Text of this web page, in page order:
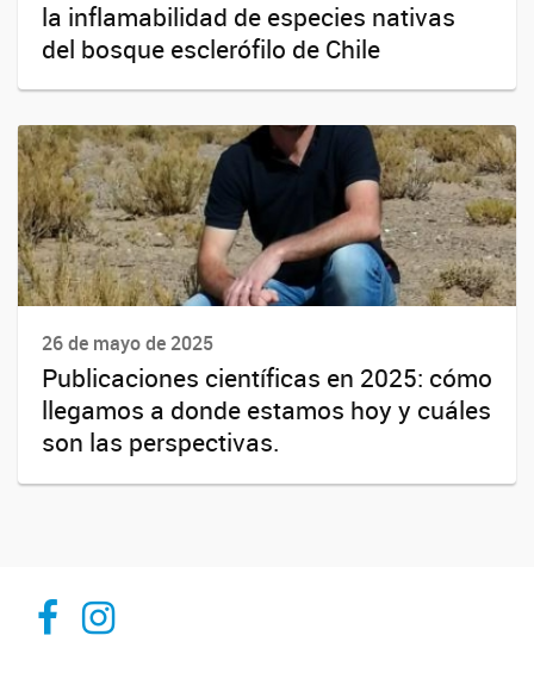
la inflamabilidad de especies nativas
del bosque esclerófilo de Chile
26 de mayo de 2025
Publicaciones científicas en 2025: cómo
llegamos a donde estamos hoy y cuáles
son las perspectivas.
Inibioma-Conicet/Unco
inibiomaabierto